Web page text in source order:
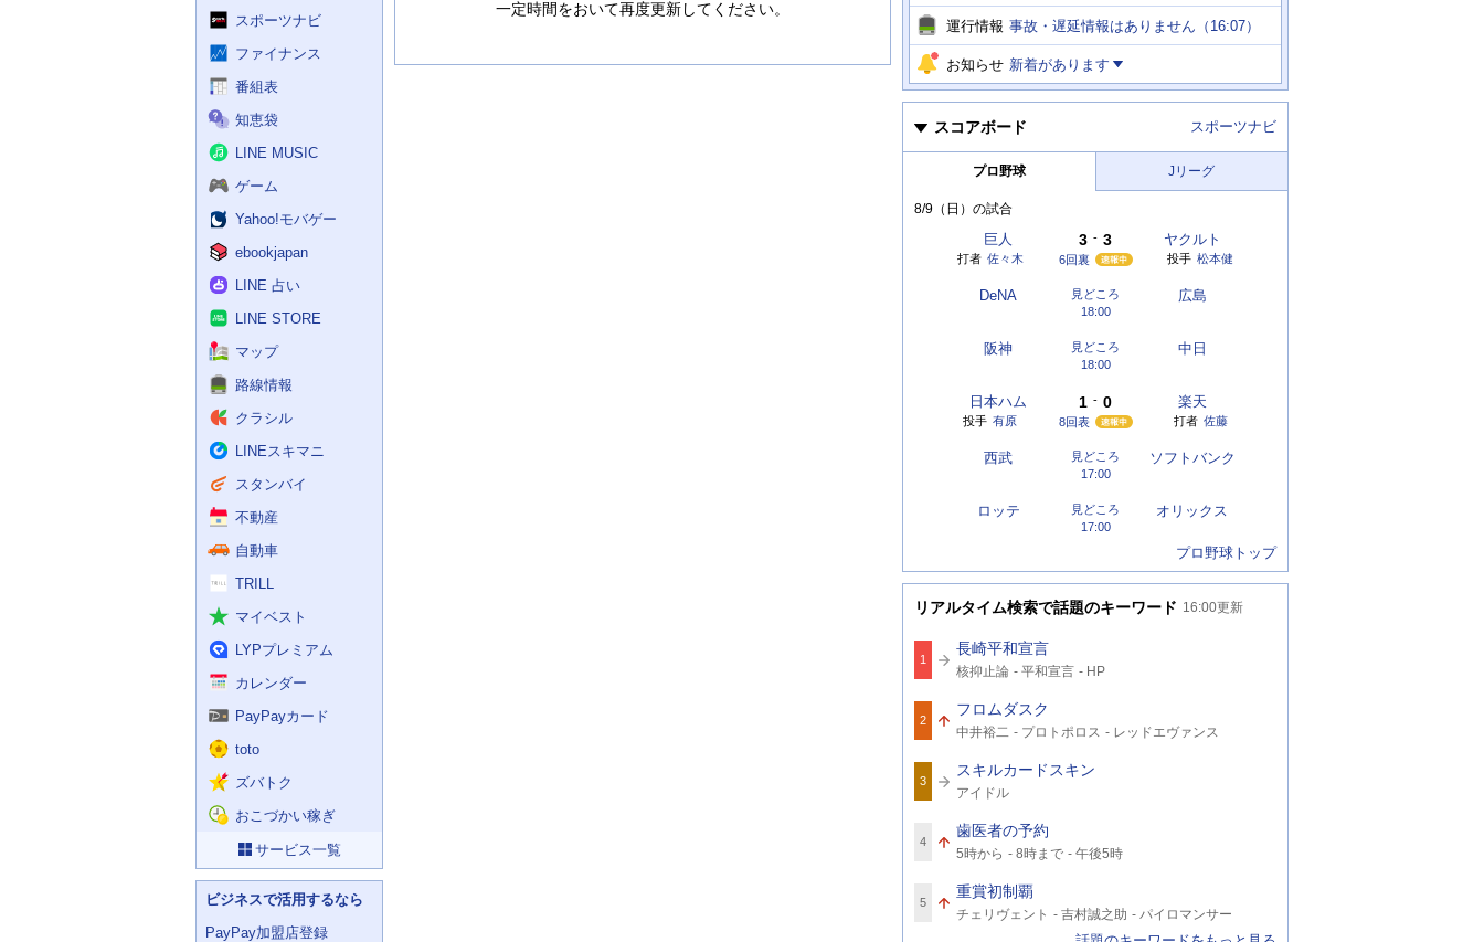
スポーツナビ
ファイナンス
番組表
知恵袋
LINE MUSIC
ゲーム
Yahoo!モバゲー
ebookjapan
LINE 占い
LINE STORE
マップ
路線情報
クラシル
LINEスキマニ
スタンバイ
不動産
自動車
TRILL
マイベスト
LYPプレミアム
カレンダー
PayPayカード
toto
ズバトク
おこづかい稼ぎ
サービス一覧
ビジネスで活用するなら
PayPay加盟店登録
一定時間をおいて再度更新してください。
運行情報 事故・遅延情報はありません（16:07）
お知らせ 新着があります
スコアボード スポーツナビ
プロ野球 Jリーグ
8/9（日） の試合
巨人 ヤクルト
6回裏
3 - 3
打者 佐々木 投手 松本健
DeNA 広島
18:00
見どころ
阪神 中日
18:00
見どころ
日本ハム 楽天
8回表
1 - 0
投手 有原 打者 佐藤
西武 ソフトバンク
17:00
見どころ
ロッテ オリックス
17:00
見どころ
プロ野球トップ
リアルタイム検索で話題のキーワード 16:00更新
1
長崎平和宣言
関
連
ー
ド
核抑止論 平和宣言 HP
2
フロムダスク
関
連
ー
ド
中井裕二 プロトポロス レッドエヴァンス
3
スキルカードスキン
関
連
ー
ド
アイドル
4
歯医者の予約
関
連
ー
ド
5時から 8時まで 午後5時
5
重賞初制覇
関
連
チェリヴェント 吉村誠之助 パイロマンサー